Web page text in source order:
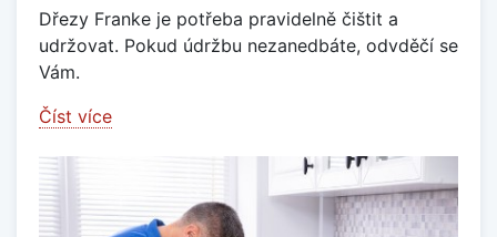
Dřezy Franke je potřeba pravidelně čištit a
udržovat. Pokud údržbu nezanedbáte, odvděčí se
Vám.
Číst více